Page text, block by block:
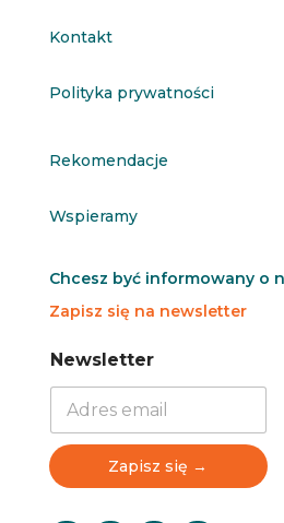
Kontakt
Polityka prywatności
Rekomendacje
Wspieramy
Chcesz być informowany o
Zapisz się na newsletter
N
e
t
N
e
t
Newsletter
Zapisz się →